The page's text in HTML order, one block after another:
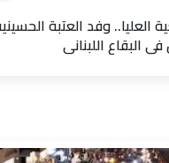
العليا.. وفد العتبة
البقاع اللبناني